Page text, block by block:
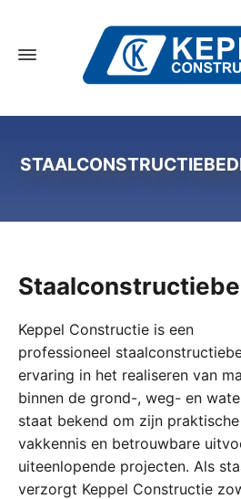
Keppel Constructie is een
professioneel
ervaring in het realiseren van
binnen de grond-, weg- en
staat bekend om zijn
vakkennis en betrouwbare
uiteenlopende projecten. Als
verzorgt Keppel Constructie